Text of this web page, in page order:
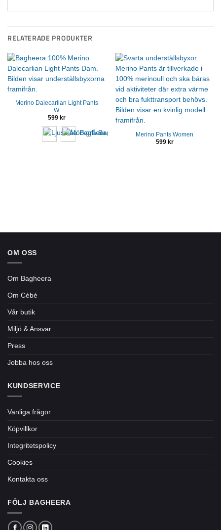
RELATERADE PRODUKTER
Merino Dalecarlian Light Pants
W
599 kr
Merino Pants Women
599 kr
OM OSS
Om Bagheera
Om Cébé
Vår butik
Miljö & Ansvar
Press
Jobba hos oss
KUNDSERVICE
Vanliga frågor
Köpvillkor
Integritetspolicy
Cookies
Kontakta oss
FÖLJ BAGHEERA